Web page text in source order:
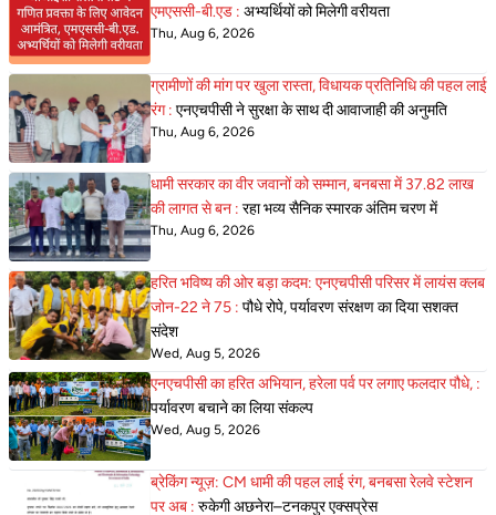
एमएससी-बी.एड : अभ्यर्थियों को मिलेगी वरीयता
Thu, Aug 6, 2026
ग्रामीणों की मांग पर खुला रास्ता, विधायक प्रतिनिधि की पहल लाई
रंग : एनएचपीसी ने सुरक्षा के साथ दी आवाजाही की अनुमति
Thu, Aug 6, 2026
धामी सरकार का वीर जवानों को सम्मान, बनबसा में 37.82 लाख
की लागत से बन : रहा भव्य सैनिक स्मारक अंतिम चरण में
Thu, Aug 6, 2026
हरित भविष्य की ओर बड़ा कदम: एनएचपीसी परिसर में लायंस क्लब
जोन-22 ने 75 : पौधे रोपे, पर्यावरण संरक्षण का दिया सशक्त
संदेश
Wed, Aug 5, 2026
एनएचपीसी का हरित अभियान, हरेला पर्व पर लगाए फलदार पौधे, :
पर्यावरण बचाने का लिया संकल्प
Wed, Aug 5, 2026
ब्रेकिंग न्यूज़: CM धामी की पहल लाई रंग, बनबसा रेलवे स्टेशन
पर अब : रुकेगी अछनेरा–टनकपुर एक्सप्रेस